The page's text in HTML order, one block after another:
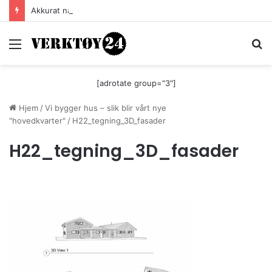
Akkurat nå er batteri-bordsaga til Festool billigere
Meny
[adrotate group="3"]
Hjem /Vi bygger hus – slik blir vårt nye
"hovedkvarter" / H22_tegning_3D_fasader
H22_tegning_3D_fasader